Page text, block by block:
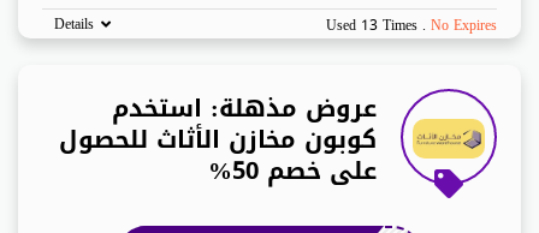
Used 13 Times . No Expires
Details
عروض مذهلة: استخدم
كوبون مخازن الأثاث للحصول
على خصم 50%